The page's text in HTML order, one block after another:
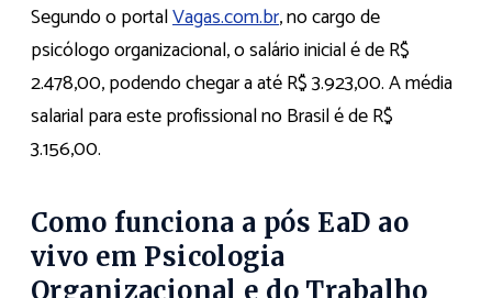
Segundo o portalVagas.com.br, no cargo de
psicólogo organizacional, o salário inicial é de R$
2.478,00, podendo chegar a até R$ 3.923,00. A média
salarial para este profissional no Brasil é de R$
3.156,00.
Como funciona a pós EaD ao
vivo em Psicologia
Organizacional e do Trabalho